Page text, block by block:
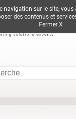
navigation sur le site,
des contenus et
Fermer X